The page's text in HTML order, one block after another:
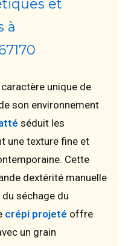
et
à
unique de
son environnement
séduit les
une texture fine et
Cette
dextérité manuelle
séchage du
crépi projeté offre
un grain